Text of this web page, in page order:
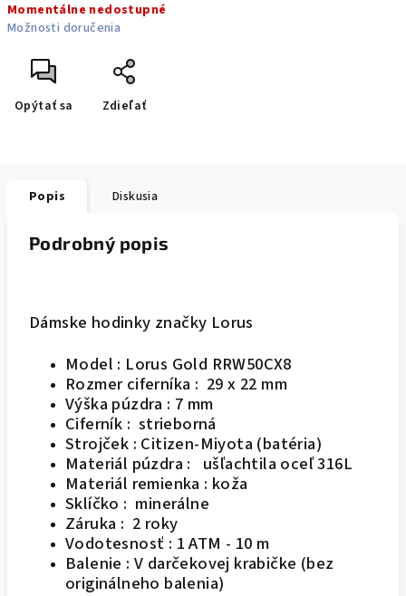
cena:
Momentálne nedostupné
Možnosti doručenia
Opýtať sa Zdieľať
Popis Diskusia
Podrobný popis
Dámske hodinky značky Lorus
Model : Lorus Gold RRW50CX8
Rozmer ciferníka : 29 x 22 mm
Výška púzdra : 7 mm
Ciferník : strieborná
Strojček : Citizen-Miyota (batéria)
Materiál púzdra : ušľachtila oceľ 316L
Materiál remienka : koža
Sklíčko : minerálne
Záruka : 2 roky
Vodotesnosť : 1 ATM - 10 m
Balenie : V darčekovej krabičke (bez
originálneho balenia)